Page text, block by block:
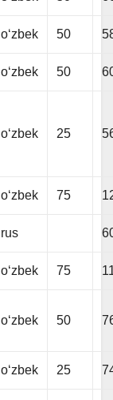
oʻzbek 50
oʻzbek 50
oʻzbek 25
oʻzbek 75
rus
oʻzbek 75
oʻzbek 50
oʻzbek 25